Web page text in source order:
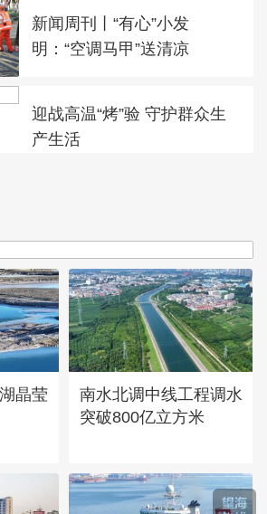
新闻周刊丨“有心”小发
明：“空调马甲”送清凉
迎战高温“烤”验 守护群众生
产生活
夜文旅乐
晶莹
南水北调中线工程调水
突破800亿立方米